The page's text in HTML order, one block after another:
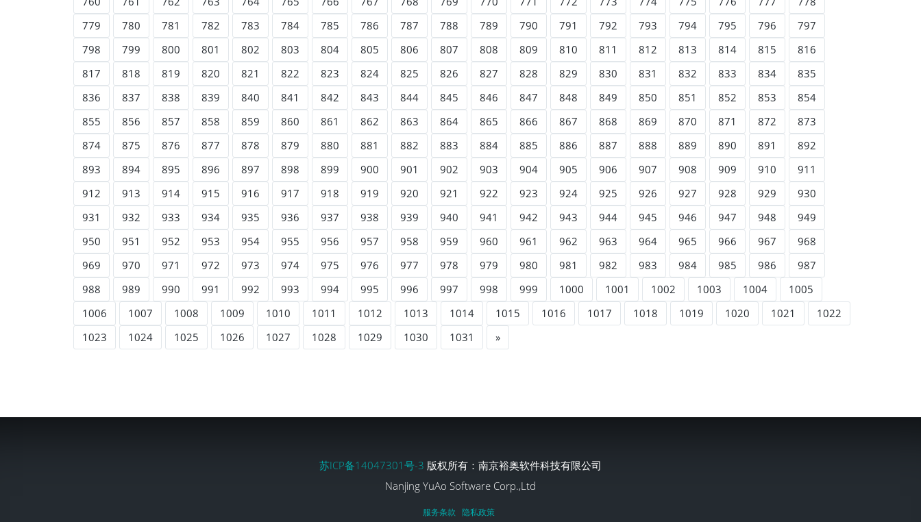
779
780 781 782 783 784 785 786 787 788 789 790 791 792 793 794 795 796
797
798
799 800 801 802 803 804 805 806 807 808 809 810 811 812 813 814 815
816
817
818 819 820 821 822 823 824 825 826 827 828 829 830 831 832 833 834
835
836
837 838 839 840 841 842 843 844 845 846 847 848 849 850 851 852 853
854
855
856 857 858 859 860 861 862 863 864 865 866 867 868 869 870 871 872
873
874
875 876 877 878 879 880 881 882 883 884 885 886 887 888 889 890 891
892
893
894 895 896 897 898 899 900 901 902 903 904 905 906 907 908 909 910
911
912
913 914 915 916 917 918 919 920 921 922 923 924 925 926 927 928 929
930
931
932 933 934 935 936 937 938 939 940 941 942 943 944 945 946 947 948
949
950
951 952 953 954 955 956 957 958 959 960 961 962 963 964 965 966 967
968
969
970 971 972 973 974 975 976 977 978 979 980 981 982 983 984 985 986
987
988
989 990 991 992 993 994 995 996 997 998 999 1000 1001 1002 1003 1004
1005
1006
1007 1008 1009 1010 1011 1012 1013 1014 1015 1016 1017 1018 1019 1020 1021
1022
1023
1024 1025 1026 1027 1028 1029 1030 1031 »
苏ICP备14047301号-3 版权所有：南京裕奥软件科技有限公司
Nanjing YuAo Software Corp.,Ltd
服务条款 隐私政策